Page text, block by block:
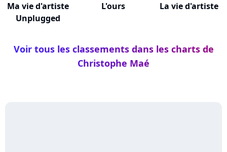
Ma vie d'artiste
Unplugged
L'ours La vie d'artiste
Voir tous les classements dans les charts de
Christophe Maé